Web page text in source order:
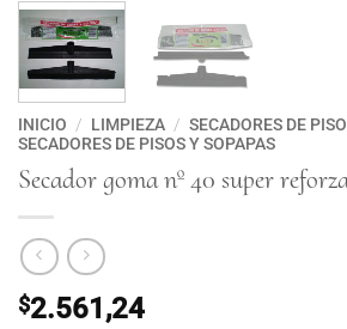
INICIO / LIMPIEZA / SECADORES DE
SECADORES DE PISOS Y SOPAPAS
Secador goma nº 40 super
$2.561,24